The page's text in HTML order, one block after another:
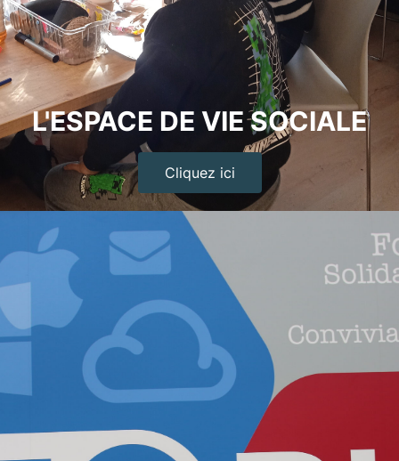
L'ESPACE DE VIE SOCIALE
Cliquez ici